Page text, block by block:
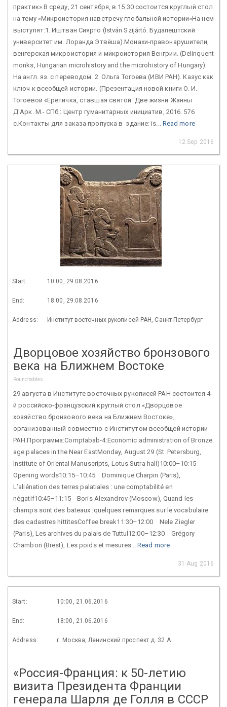
практик».В среду, 21 сентября, в 15.30 состоится круглый стол
на тему «Микроистория навстречу глобальной истории»На нем
выступят:1. Иштван Сиярто (István Szijártó. Будапештский
университет им. Лоранда Этвёша).Монахи-правонарушители,
венгерская микроистория и микроистория Венгрии. (Delinquent
monks, Hungarian microhistory and the microhistory of Hungary).
На англ. яз. с переводом. 2. Ольга Тогоева (ИВИ РАН). Казус как
ключ к всеобщей истории. (Презентация новой книги О. И.
Тогоевой «Еретичка, ставшая святой. Две жизни Жанны
Д'Арк. М.- СПб.: Центр гуманитарных инициатив, 2016. 576
с.Контакты для заказа пропуска в здание: is... Read more
12 Sep 2016
Start: 10:00, 29.08.2016
End: 18:00, 29.08.2016
Address: Институт восточных рукописей РАН, Санкт-Петербург
Дворцовое хозяйство бронзового
века на Ближнем Востоке
Roundtables
29 августа в Институте восточных рукописей РАН состоится 4-
й российско-французский круглый стол «Дворцовое
хозяйство бронзового века на Ближнем Востоке»,
организованный совместно с Институтом всеобщей истории
РАН.Программа:Comptabab-4:Economic administration of Bronze
age palaces in the Near EastMonday, August 29 (St. Petersburg,
Institute of Oriental Manuscripts, Lotus Sutra hall)10:00–10:15
Opening words10:15–10:45 Dominique Charpin (Paris),
L’aliénation des terres palatiales : une comptabilité en
négatif10:45–11:15 Boris Alexandrov (Moscow), Quand les
champs sont des bateaux :quelques remarques sur le vocabulaire
des cadastres hittitesCoffee break11:30–12:00 Nele Ziegler
(Paris), Les archives du palais de Tuttul12:00–12:30 Grégory
Chambon (Brest), Les poids et mesures...Read more
31 Aug 2016
Start: 10:00, 21.06.2016
End: 18:00, 21.06.2016
Address: г. Москва, Ленинский проспект д. 32 А
«Россия-Франция: к 50-летию
визита Президента Франции
генерала Шарля де Голля в СССР